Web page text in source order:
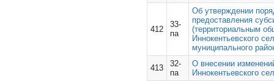
412
33-
па
Об утверждении
предоставления
(территориальным
Иннокентьевского
муниципального
413
32-
па
О внесении
Иннокентьевского